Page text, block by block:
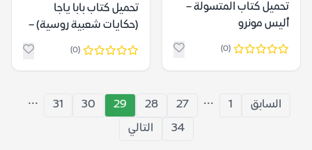
تحميل كتاب المتسولة –
أليس مونرو
(0)
تحميل كتاب بابا ياجا
(حكايات شعبية روسية) –
ألكسندر أفاناسييف
(0)
السابق 1
...
27
28
29
30
31
...
34 التالي